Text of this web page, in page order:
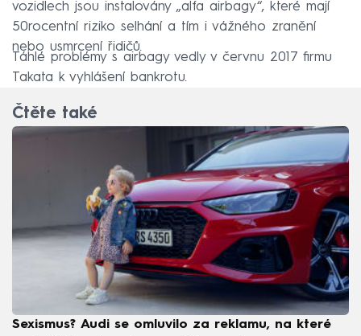
vozidlech jsou instalovány „alfa airbagy“, které mají
50rocentní riziko selhání a tím i vážného zranění
nebo usmrcení řidičů.
Táhlé problémy s airbagy vedly v červnu 2017 firmu
Takata k vyhlášení bankrotu.
Čtěte také
Sexismus? Audi se omluvilo za reklamu, na které